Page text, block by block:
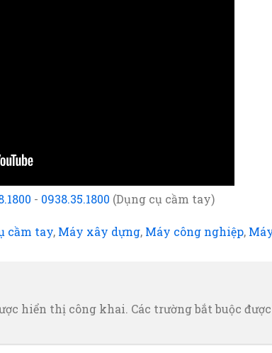
- 0938.35.1800 (Dụng cụ cầm tay)
cầm tay, Máy xây dựng, Máy công nghiệp,
hiển thị công khai. Các trường bắt buộc